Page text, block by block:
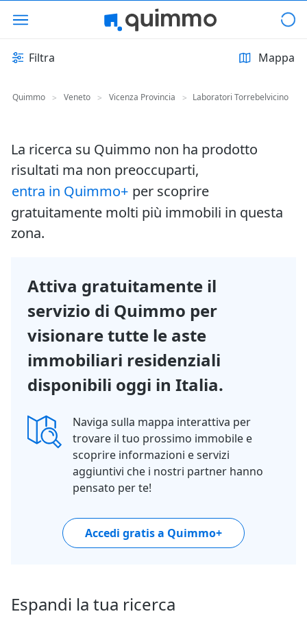
Filtra Mappa
Quimmo > Veneto > Vicenza Provincia > Laboratori Torrebelvicino
La ricerca su Quimmo non ha prodotto
risultati ma non preoccuparti,
entra in Quimmo+ per scoprire
gratuitamente molti più immobili in questa
zona.
Attiva gratuitamente il
servizio di Quimmo per
visionare tutte le aste
immobiliari residenziali
disponibili oggi in Italia.
Naviga sulla mappa interattiva per
trovare il tuo prossimo immobile e
scoprire informazioni e servizi
aggiuntivi che i nostri partner hanno
pensato per te!
Accedi gratis a Quimmo+
Espandi la tua ricerca